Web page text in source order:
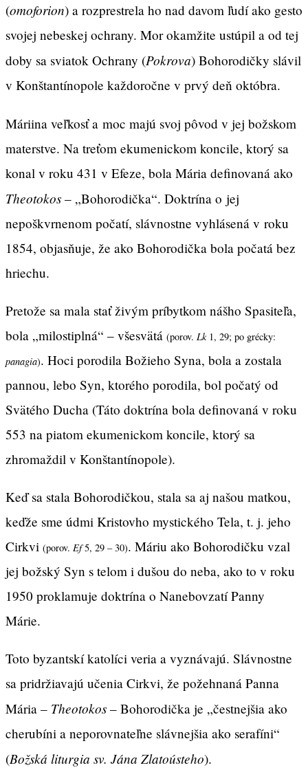
(omoforion) a rozprestrela ho nad davom ľudí ako gesto
svojej nebeskej ochrany. Mor okamžite ustúpil a od tej
doby sa sviatok Ochrany (Pokrova) Bohorodičky slávil
v Konštantínopole každoročne v prvý deň októbra.
Máriina veľkosť a moc majú svoj pôvod v jej božskom
materstve. Na treťom ekumenickom koncile, ktorý sa
konal v roku 431 v Efeze, bola Mária definovaná ako
Theotokos – „Bohorodička“. Doktrína o jej
nepoškvrnenom počatí, slávnostne vyhlásená v roku
1854, objasňuje, že ako Bohorodička bola počatá bez
hriechu.
Pretože sa mala stať živým príbytkom nášho Spasiteľa,
bola „milostiplná“ – všesvätá (porov. Lk1, 29; po grécky:
panagia). Hoci porodila Božieho Syna, bola a zostala
pannou, lebo Syn, ktorého porodila, bol počatý od
Svätého Ducha (Táto doktrína bola definovaná v roku
553 na piatom ekumenickom koncile, ktorý sa
zhromaždil v Konštantínopole).
Keď sa stala Bohorodičkou, stala sa aj našou matkou,
keďže sme údmi Kristovho mystického Tela, t. j. jeho
Cirkvi (porov. Ef5, 29 – 30). Máriu ako Bohorodičku vzal
jej božský Syn s telom i dušou do neba, ako to v roku
1950 proklamuje doktrína o Nanebovzatí Panny
Márie.
Toto byzantskí katolíci veria a vyznávajú. Slávnostne
sa pridržiavajú učenia Cirkvi, že požehnaná Panna
Mária – Theotokos – Bohorodička je „čestnejšia ako
cherubíni a neporovnateľne slávnejšia ako serafíni“
(Božská liturgia sv. Jána Zlatoústeho).